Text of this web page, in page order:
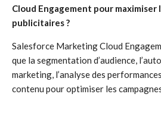
Cloud Engagement pour maximiser
publicitaires ?
Salesforce Marketing Cloud
que la segmentation d’audience,
marketing, l’analyse des
contenu pour optimiser les